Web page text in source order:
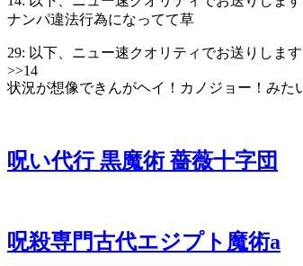
ナンパ違法行為になってて草
29: 以下、ニュー速クオリティでお送りします
>>14
状況が想像できんがヘイ！カノジョー！み
呪い代行 黒魔術 薔薇十字団
呪殺専門古代エジプト魔術a